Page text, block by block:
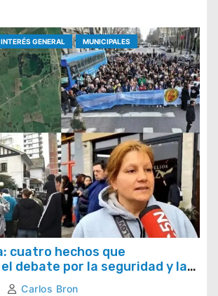
INTERÉS GENERAL MUNICIPALES
cuatro hechos que
debate por la seguridad y la
Estado
Carlos Bron